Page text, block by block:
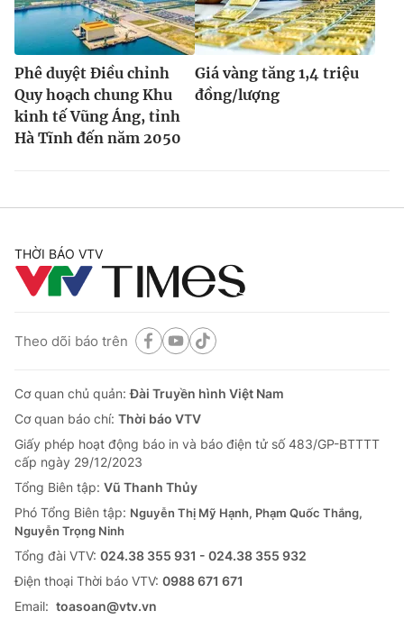
Phê duyệt Điều chỉnh
Quy hoạch chung Khu
kinh tế Vũng Áng, tỉnh
Hà Tĩnh đến năm 2050
Giá vàng tăng 1,4 triệu
đồng/lượng
THỜI BÁO VTV
Theo dõi báo trên
Cơ quan chủ quản:Đài Truyền hình Việt Nam
Cơ quan báo chí: Thời báo VTV
Giấy phép hoạt động báo in và báo điện tử số 483/GP-BTTTT
cấp ngày 29/12/2023
Tổng Biên tập: Vũ Thanh Thủy
Phó Tổng Biên tập: Nguyễn Thị Mỹ Hạnh, Phạm Quốc Thắng,
Nguyễn Trọng Ninh
Tổng đài VTV: 024.38 355 931 - 024.38 355 932
Ðiện thoại Thời báo VTV: 0988 671 671
Email: toasoan@vtv.vn